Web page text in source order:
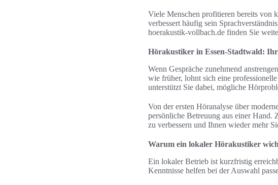
Viele Menschen profitieren bereits von
verbessert häufig sein
hoerakustik-vollbach.de finden Sie
Hörakustiker in Essen-Stadtwald:
Wenn Gespräche zunehmend
wie früher, lohnt sich eine
unterstützt Sie dabei, mögliche
Von der ersten Höranalyse über
persönliche Betreuung aus einer Hand.
zu verbessern und Ihnen wieder mehr
Warum ein lokaler Hörakustiker
Ein lokaler Betrieb ist kurzfristig
Kenntnisse helfen bei der Auswahl